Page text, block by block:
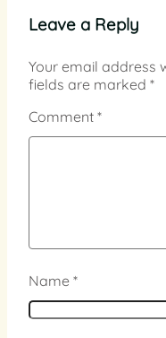
Leave a Reply
Your email address
fields are marked *
Comment *
Name *